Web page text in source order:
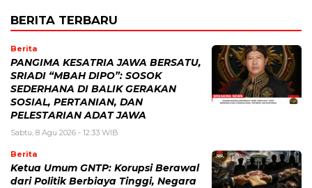
BERITA TERBARU
Berita
PANGIMA KESATRIA JAWA BERSATU,
SRIADI “MBAH DIPO”: SOSOK
SEDERHANA DI BALIK GERAKAN
SOSIAL, PERTANIAN, DAN
PELESTARIAN ADAT JAWA
Sabtu, 8 Agu 2026 - 12:33 WIB
Berita
Ketua Umum GNTP: Korupsi Berawal
dari Politik Berbiaya Tinggi, Negara